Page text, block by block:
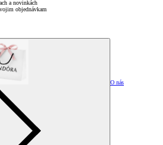
a novinkách
objednávkam
O nás